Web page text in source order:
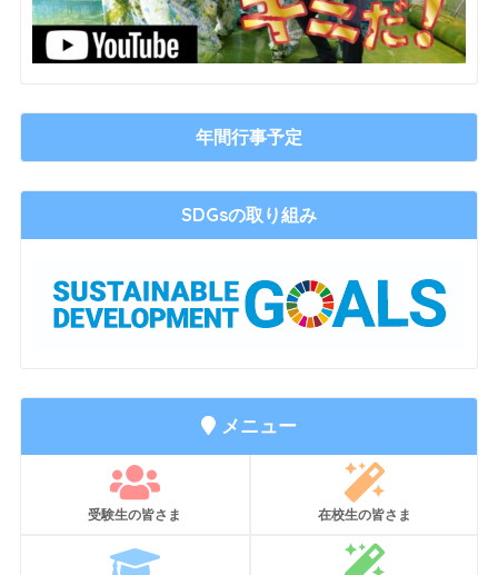
年間行事予定
SDGsの取り組み
メニュー
受験生の皆さま 在校生の皆さま